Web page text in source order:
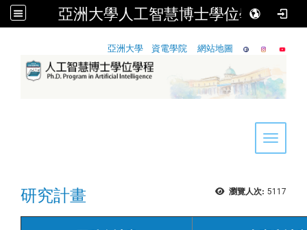
亞洲大學人工智慧博士學位學程
亞洲大學 資電學院 網站地圖
Toggle
瀏覽人次: 5117
研究計畫